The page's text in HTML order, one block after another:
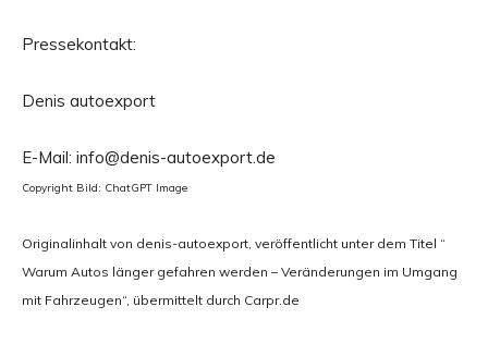
Pressekontakt:
Denis autoexport
E-Mail: info@denis-autoexport.de
Copyright Bild: ChatGPT Image
Originalinhalt von denis-autoexport, veröffentlicht unter dem Titel “
Warum Autos länger gefahren werden – Veränderungen im Umgang
mit Fahrzeugen“, übermittelt durch Carpr.de